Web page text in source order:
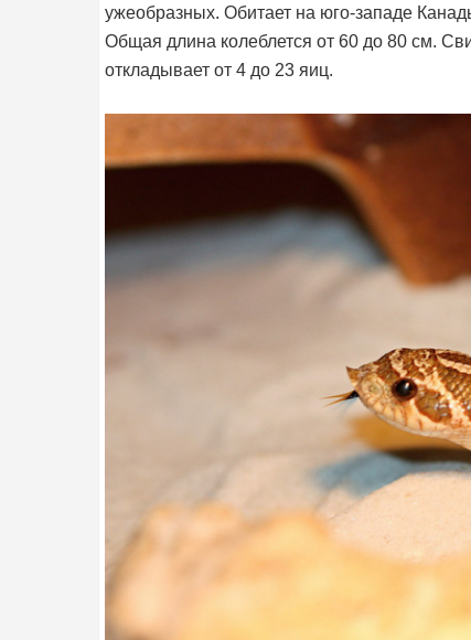
ужеобразных. Обитает на юго-западе
Общая длина колеблется от 60 до 80 см.
откладывает от 4 до 23 яиц.